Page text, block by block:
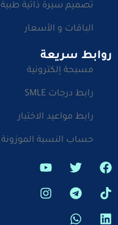
تصميم سيرة ذاتية طبية
الباقات و الأسعار
روابط سريعة
مسبحة إلكترونية
رابط درجات SMLE
رابط مواعيد الاختبار
حساب النسبة الموزونة